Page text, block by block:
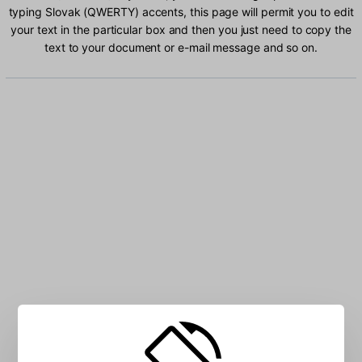
typing Slovak (QWERTY) accents, this page will permit you to edit
your text in the particular box and then you just need to copy the
text to your document or e-mail message and so on.
Type Slovak (QWERTY) characters into the box: